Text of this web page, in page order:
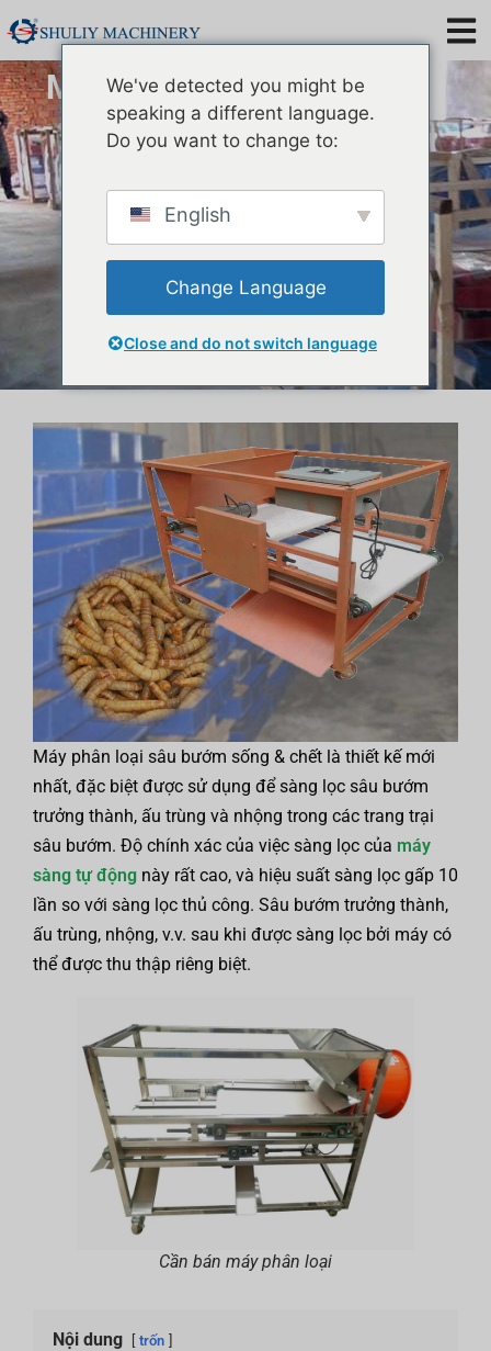
Máy phân loại giun sống và
chết
Máy phân loại sâu bướm sống & chết là thiết kế mới
nhất, đặc biệt được sử dụng để sàng lọc sâu bướm
trưởng thành, ấu trùng và nhộng trong các trang trại
sâu bướm. Độ chính xác của việc sàng lọc của máy
sàng tự động này rất cao, và hiệu suất sàng lọc gấp 10
lần so với sàng lọc thủ công. Sâu bướm trưởng thành,
ấu trùng, nhộng, v.v. sau khi được sàng lọc bởi máy có
thể được thu thập riêng biệt.
Cần bán máy phân loại
Nội dung trốn
We've detected you might be
speaking a different language.
Do you want to change to:
English
Change Language
Close and do not switch language